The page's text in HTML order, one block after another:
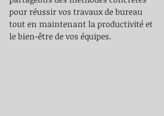
pour réussir vos travaux de bureau
tout en maintenant la productivité et
le bien-être de vos équipes.